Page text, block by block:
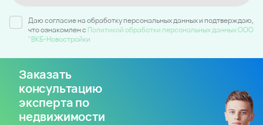
Даю согласие на обработку персональных данных и подтверждаю,
что ознакомлен c Политикой обработки персональных данных ООО
"ВКБ-Новостройки
Заказать
консультацию
эксперта по
недвижимости